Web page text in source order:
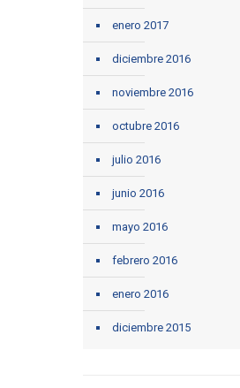
enero 2017
diciembre 2016
noviembre 2016
octubre 2016
julio 2016
junio 2016
mayo 2016
febrero 2016
enero 2016
diciembre 2015